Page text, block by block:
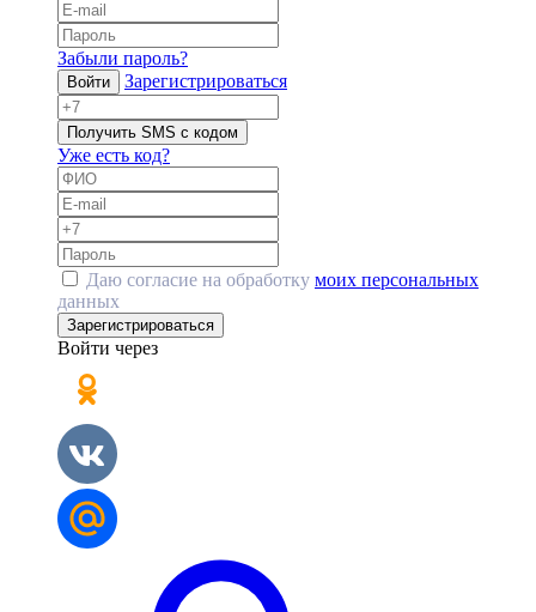
Забыли пароль?
Войти Зарегистрироваться
Получить SMS с кодом
Уже есть код?
Даю согласие на обработку моих персональных
данных
Зарегистрироваться
Войти через